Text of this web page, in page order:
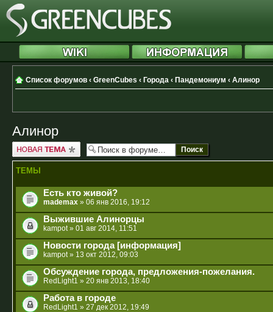
Список форумов ‹ GreenCubes ‹ Города ‹ Пандемониум ‹ Алинор
Алинор
Новая тема
ТЕМЫ
Есть кто живой?
mademax » 06 янв 2016, 19:12
Выжившие Алинорцы
kampot» 01 авг 2014, 11:51
Новости города [информация]
kampot» 13 окт 2012, 09:03
Обсуждение города, предложения-пожелания.
RedLight1 » 20 янв 2013, 18:40
Работа в городе
RedLight1 » 27 дек 2012, 19:49